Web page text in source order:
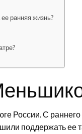
ранняя жизнь?
России. С раннего
поддержать ее